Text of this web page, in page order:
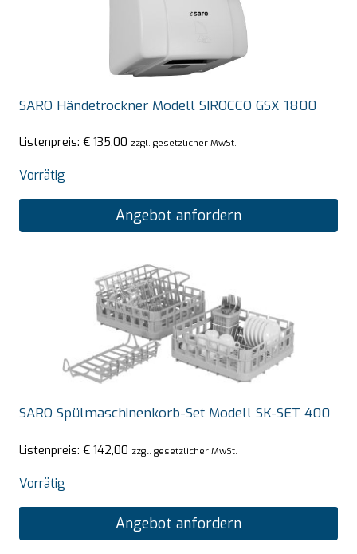
SARO Händetrockner Modell SIROCCO GSX 1800
Listenpreis: € 135,00 zzgl. gesetzlicher MwSt.
Vorrätig
Angebot anfordern
SARO Spülmaschinenkorb-Set Modell SK-SET 400
Listenpreis: € 142,00 zzgl. gesetzlicher MwSt.
Vorrätig
Angebot anfordern